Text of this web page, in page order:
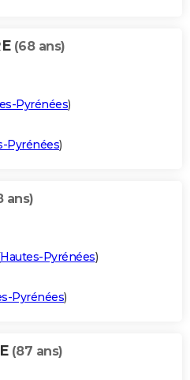
(68 ans)
Pyrénées)
Pyrénées)
ans)
Hautes-Pyrénées)
Pyrénées)
(87 ans)